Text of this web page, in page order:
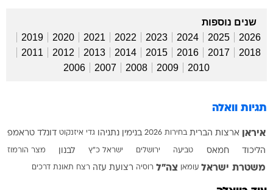
שנים נוספות
2026
2025
2024
2023
2022
2021
2020
2019
2018
2017
2016
2015
2014
2013
2012
2011
2010
2009
2008
2007
2006
תגיות וואלה
איראן ארצות הברית בחירות 2026 בנימין נתניהו גדי איזנקוט דונלד טראמפ
הליכוד חמאס טביעה ירושלים ישראל כ"ץ לבנון מצר הורמוז
משטרת ישראל עומאן צה"ל רוסיה רצועת עזה רצח תאונת דרכים